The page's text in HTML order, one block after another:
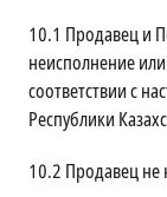
10.1 Продавец и
неисполнение
соответствии с
Республики
10.2 Продавец не